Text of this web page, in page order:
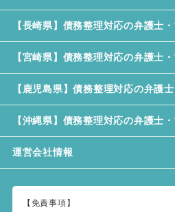
【長崎県】債務整理対応の弁護士
【宮崎県】債務整理対応の弁護士
【鹿児島県】債務整理対応の弁護
【沖縄県】債務整理対応の弁護士
運営会社情報
【免責事項】